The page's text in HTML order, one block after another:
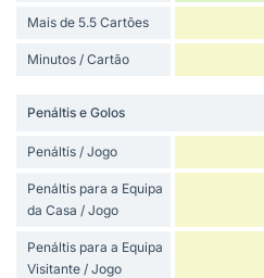
Mais de 5.5 Cartões
Minutos / Cartão
Penáltis e Golos
Penáltis / Jogo
Penáltis para a Equipa
da Casa / Jogo
Penáltis para a Equipa
Visitante / Jogo